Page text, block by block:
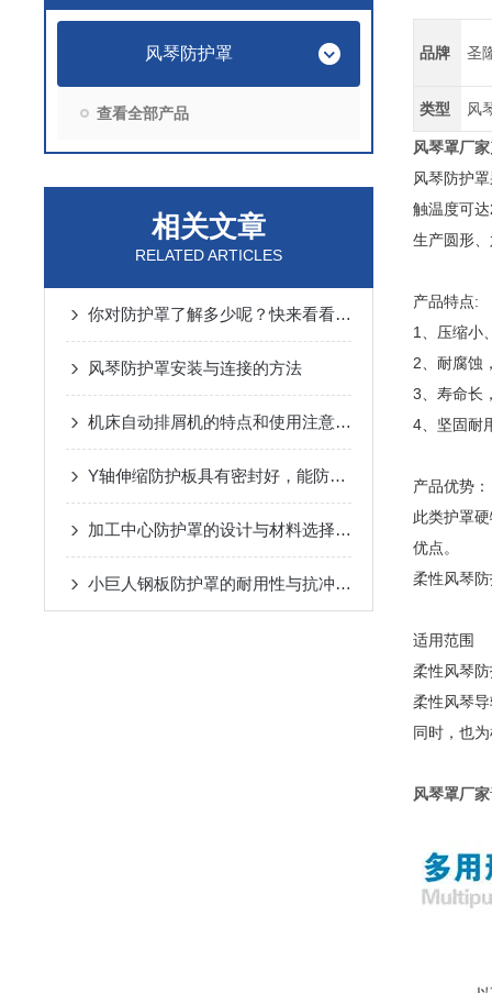
风琴防护罩
查看全部产品
相关文章
RELATED ARTICLES
你对防护罩了解多少呢？快来看看吧！
风琴防护罩安装与连接的方法
机床自动排屑机的特点和使用注意事项
Y轴伸缩防护板具有密封好，能防铁屑、防冷却液等特性
加工中心防护罩的设计与材料选择指南说明
小巨人钢板防护罩的耐用性与抗冲击性能分析
品牌 圣
类型 风
风琴罩厂家
风琴防护
触温度可
生产圆形
产品特点:
1、压缩小
2、耐腐蚀
3、寿命长
4、坚固耐
产品优势：
此类护罩
优点。
柔性风琴
适用范围
柔性风琴
柔性风琴
同时，也
风琴罩厂家